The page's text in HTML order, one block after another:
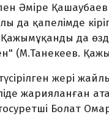
Әміре
да қапелімде
да
(М.Танекеев.
жері
жарияланған
Болат